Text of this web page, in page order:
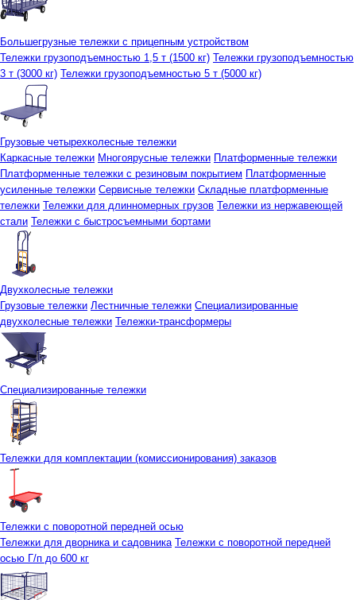
Большегрузные тележки с прицепным устройством
Тележки грузоподъемностью 1,5 т (1500 кг) Тележки грузоподъемностью
3 т (3000 кг) Тележки грузоподъемностью 5 т (5000 кг)
Грузовые четырехколесные тележки
Каркасные тележки Многоярусные тележки Платформенные тележки
Платформенные тележки с резиновым покрытием Платформенные
усиленные тележки Сервисные тележки Складные платформенные
тележки Тележки для длинномерных грузов Тележки из нержавеющей
стали Тележки с быстросъемными бортами
Двухколесные тележки
Грузовые тележки Лестничные тележки Специализированные
двухколесные тележки Тележки-трансформеры
Специализированные тележки
Тележки для комплектации (комиссионирования) заказов
Тележки с поворотной передней осью
Тележки для дворника и садовника Тележки с поворотной передней
осью Г/п до 600 кг